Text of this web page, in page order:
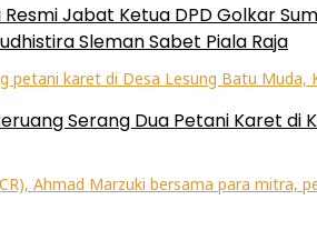
Sleman Sabet Piala Raja
Jabat Ketua DPD Golkar
Serang Dua Petani Karet